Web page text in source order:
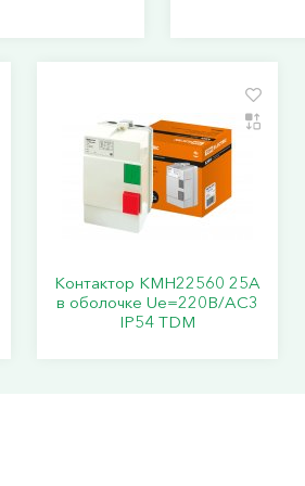
Контактор КМН22560 25А
в оболочке Ue=220В/АС3
IP54 TDM